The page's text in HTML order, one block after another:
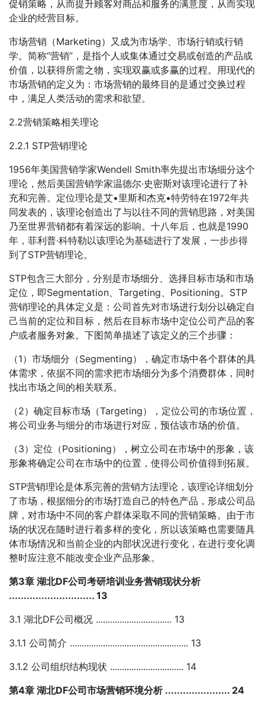
促销策略，从而提升顾客对商品和服务的满意度，从而实现
企业的经营目标。
市场营销（Marketing）又成为市场学、市场行销或行销
学。简称“营销”，是指个人或集体通过交易或创造的产品或
价值，以获得所需之物，实现双赢或多赢的过程。用现代的
市场营销的定义为：市场营销的最终目的是通过交换过程
中，满足人类活动的需求和欲望。
2.2营销策略相关理论
2.2.1 STP营销理论
1956年美国营销学家Wendell Smith率先提出市场细分这个
理论，然后美国营销学家温德尔·史密斯对该理论进行了补
充和完善。定位理论是艾•里斯和杰克•特劳特在1972年共
同发表的，该理论创造出了与以往不同的营销思路，对美国
乃至世界营销都有着深远的影响。十八年后，也就是1990
年，菲利普·科特勒以该理论为基础进行了发展，一步步得
到了STP营销理论。
STP包含三大部分，分别是市场细分、选择目标市场和市场
定位，即Segmentation、Targeting、Positioning。STP
营销理论的具体定义是：公司首先对市场进行划分以确定自
己当前的定位和目标，然后在目标市场中定位公司产品的客
户或者服务对象。下图简单描述了该定义的三个步骤：
（1）市场细分（Segmenting），确定市场中各个群体的具
体需求，依据不同的需求把市场细分为多个消费群体，同时
找出市场之间的相关联系。
（2）确定目标市场（Targeting），定位公司的市场位置，
将公司业务与细分的市场进行对应，预估该市场的价值。
（3）定位（Positioning），树立公司在市场中的形象，该
形象将确定公司在市场中的位置，使得公司价值得到拓展。
STP营销理论是体系完善的营销方法理论，该理论详细划分
了市场，根据细分的市场打造自己的特色产品，形成公司品
牌，对市场中不同的客户群体采取不同的营销策略。由于市
场的状况在随时进行着多样的变化，所以该策略也需要随具
体市场情况和当前企业的内部状况进行变化，在进行变化调
整时应注意不能改变企业产品形象。
第3章 湖北DF公司考研培训业务营销现状分析
............................. 13
3.1 湖北DF公司概况 ................................ 13
3.1.1 公司简介 .................................................. 13
3.1.2 公司组织结构现状 ............................... 14
第4章 湖北DF公司市场营销环境分析 ...................... 24